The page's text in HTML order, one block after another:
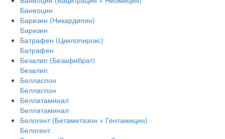
Банеоцин
Баризин (Никардипин)
Баризин
Батрафен (Циклопирокс)
Батрафен
Безалип (Безафибрат)
Безалип
Белласпон
Белласпон
Беллатаминал
Беллатаминал
Белогент (Бетаметазон + Гентамицин)
Белогент